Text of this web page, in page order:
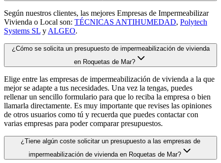
Según nuestros clientes, las mejores Empresas de Impermeabilizar
Vivienda o Local son: TÉCNICAS ANTIHUMEDAD, Polytech
Systems SL y ALGEO.
¿Cómo se solicita un presupuesto de impermeabilización de vivienda
en Roquetas de Mar?
Elige entre las empresas de impermeabilización de vivienda a la que
mejor se adapte a tus necesidades. Una vez la tengas, puedes
rellenar un sencillo formulario para que lo reciba la empresa o bien
llamarla directamente. Es muy importante que revises las opiniones
de otros usuarios como tú y recuerda que puedes contactar con
varias empresas para poder comparar presupuestos.
¿Tiene algún coste solicitar un presupuesto a las empresas de
impermeabilización de vivienda en Roquetas de Mar?